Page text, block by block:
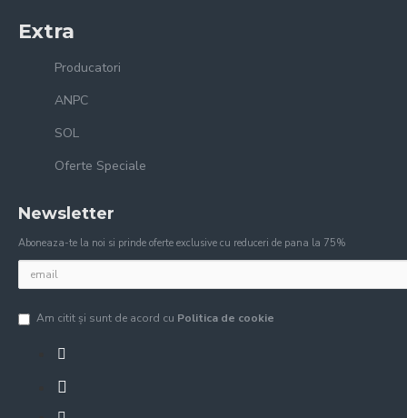
Extra
Producatori
ANPC
SOL
Oferte Speciale
Newsletter
Aboneaza-te la noi si prinde oferte exclusive cu reduceri de pana la 75%
Am citit şi sunt de acord cu Politica de cookie